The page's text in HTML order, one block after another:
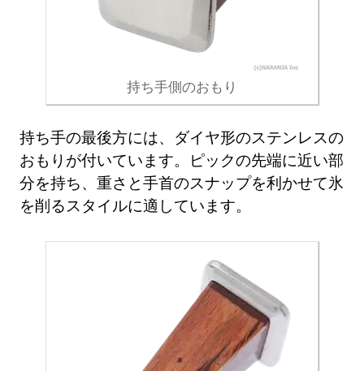
持ち手側のおもり
持ち手の最後方には、ダイヤ形のステンレスの
おもりが付いています。ピックの先端に近い部
分を持ち、重さと手首のスナップを利かせて氷
を削るスタイルに適しています。